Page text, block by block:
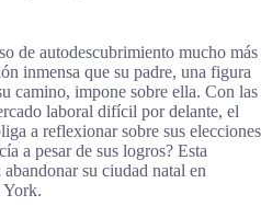
de autodescubrimiento mucho más
inmensa que su padre, una figura
camino, impone sobre ella. Con las
laboral difícil por delante, el
a reflexionar sobre sus elecciones
a pesar de sus logros? Esta
su ciudad natal en
York.